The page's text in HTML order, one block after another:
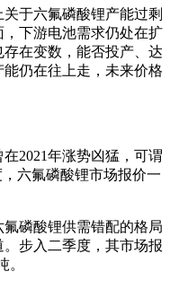
于六氟磷酸锂产能过剩
下游电池需求仍处在扩
在变数，能否投产、达
仍在往上走，未来价格
2021年涨势凶猛，可谓
六氟磷酸锂市场报价一
磷酸锂供需错配的格局
步入二季度，其市场报
。